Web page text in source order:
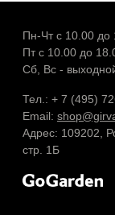
Пн-Чт с 10.00 до
Пт с 10.00 до
Сб, Вс -
Тел.: + 7 (495)
Email:
Адрес: 109202,
стр. 1Б